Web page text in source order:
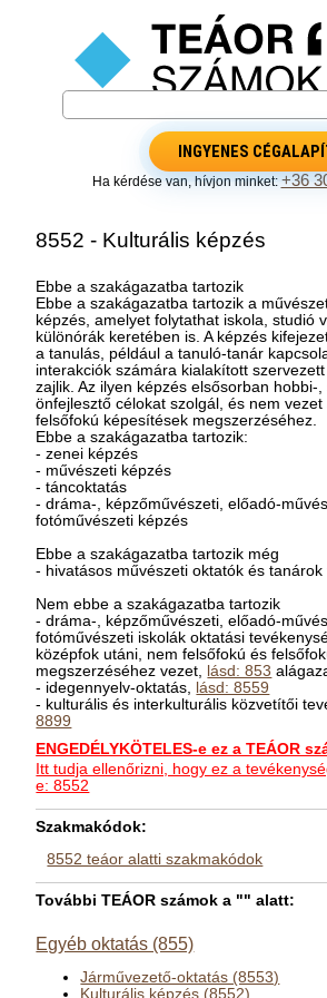
INGYENES
Ha kérdése van, hívjon minket:+36
8552 - Kulturális képzés
Ebbe a szakágazatba tartozik
Ebbe a szakágazatba tartozik a
képzés, amelyet folytathat iskola, studió
különórák keretében is. A képzés
a tanulás, például a tanuló-tanár
interakciók számára kialakított
zajlik. Az ilyen képzés elsősorban hobbi-
önfejlesztő célokat szolgál, és nem
felsőfokú képesítések megszerzéséhez.
Ebbe a szakágazatba tartozik:
- zenei képzés
- művészeti képzés
- táncoktatás
- dráma-, képzőművészeti, előadó-
fotóművészeti képzés
Ebbe a szakágazatba tartozik még
- hivatásos művészeti oktatók és
Nem ebbe a szakágazatba tartozik
- dráma-, képzőművészeti, előadó-
fotóművészeti iskolák oktatási
középfok utáni, nem felsőfokú és
megszerzéséhez vezet, lásd: 853
- idegennyelv-oktatás, lásd: 8559
- kulturális és interkulturális közvetítői
8899
ENGEDÉLYKÖTELES-e ez a TEÁOR
Itt tudja ellenőrizni, hogy ez a
e: 8552
Szakmakódok:
8552 teáor alatti szakmakódok
További TEÁOR számok a "" alatt:
Egyéb oktatás (855)
Járművezető-oktatás (8553)
Kulturális képzés (8552)